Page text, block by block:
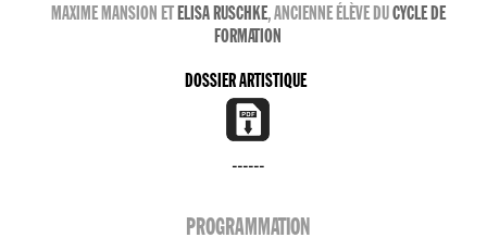
MAXIME MANSION ETELISA RUSCHKE, ANCIENNE ÉLÈVE DUCYCLE DE
FORMATION
DOSSIER ARTISTIQUE
------
PROGRAMMATION